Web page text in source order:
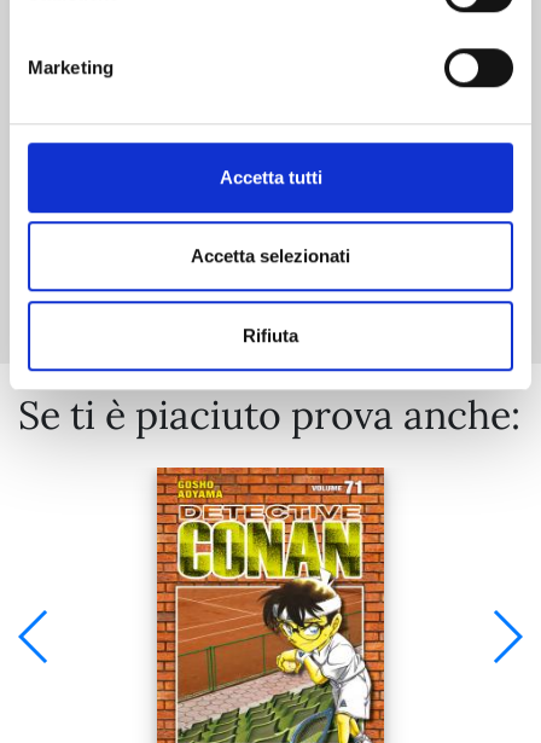
Marketing
Accetta tutti
Accetta selezionati
Rifiuta
€ 6,50
Mostra tutto
Se ti è piaciuto prova anche: